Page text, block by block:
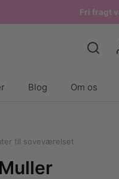
Fri fragt
Blog Om os
til soveværelset